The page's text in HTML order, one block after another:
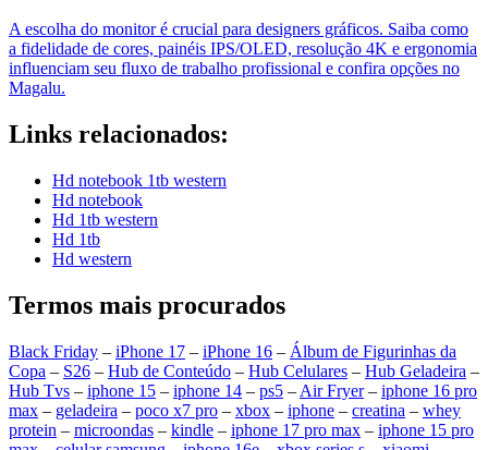
A escolha do monitor é crucial para designers gráficos. Saiba como
a fidelidade de cores, painéis IPS/OLED, resolução 4K e ergonomia
influenciam seu fluxo de trabalho profissional e confira opções no
Magalu.
Links relacionados:
Hd notebook 1tb western
Hd notebook
Hd 1tb western
Hd 1tb
Hd western
Termos mais procurados
Black Friday – iPhone 17 – iPhone 16 – Álbum de Figurinhas da
Copa – S26 – Hub de Conteúdo – Hub Celulares – Hub Geladeira –
Hub Tvs – iphone 15 – iphone 14 – ps5 – Air Fryer– iphone 16 pro
max – geladeira – poco x7 pro – xbox – iphone – creatina – whey
protein – microondas – kindle – iphone 17 pro max – iphone 15 pro